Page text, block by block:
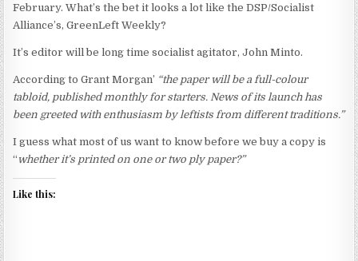
February. What’s the bet it looks a lot like the DSP/Socialist
Alliance’s, GreenLeft Weekly?
It’s editor will be long time socialist agitator, John Minto.
According to Grant Morgan’ “the paper will be a full-colour
tabloid, published monthly for starters. News of its launch has
been greeted with enthusiasm by leftists from different traditions.”
I guess what most of us want to know before we buy a copy is
“ whether it’s printed on one or two ply paper?”
Like this: